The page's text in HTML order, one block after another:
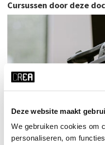
Deze website maakt
We gebruiken cookies om
personaliseren, om
Cursussen door deze